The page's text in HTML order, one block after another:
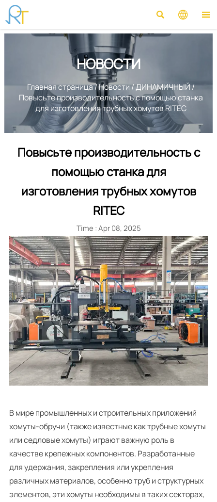
  
НОВОСТИ
Главная страница/Новости/ДИНАМИЧНЫЙ/
Повысьте производительность с помощью станка
для изготовления трубных хомутов RITEC
Повысьте производительность с
помощью станка для
изготовления трубных хомутов
RITEC
Time : Apr 08, 2025
В мире промышленных и строительных приложений
хомуты-обручи (также известные как трубные хомуты
или седловые хомуты) играют важную роль в
качестве крепежных компонентов. Разработанные
для удержания, закрепления или укрепления
различных материалов, особенно труб и структурных
элементов, эти хомуты необходимы в таких секторах,